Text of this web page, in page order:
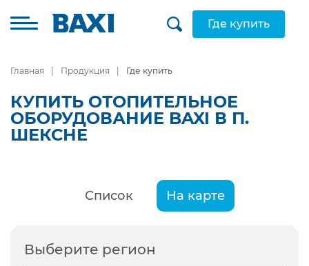
Где купить
Главная Продукция Где купить
КУПИТЬ ОТОПИТЕЛЬНОЕ
ОБОРУДОВАНИЕ BAXI В П.
ШЕКСНЕ
Список На карте
Выберите регион